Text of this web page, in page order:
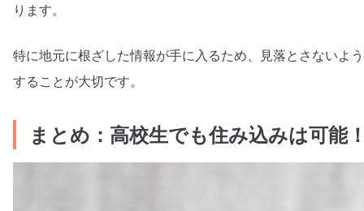
ります。
特に地元に根ざした情報が手に入るため、見落とさないよ
することが大切です。
まとめ：高校生でも住み込みは可能